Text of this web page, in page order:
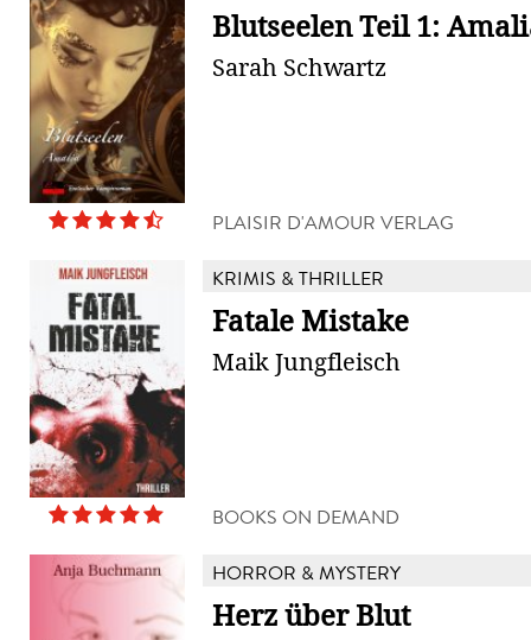
Blutseelen Teil 1:
Sarah Schwartz
PLAISIR D'AMOUR VERLAG
KRIMIS & THRILLER
Fatale Mistake
Maik Jungfleisch
BOOKS ON DEMAND
HORROR & MYSTERY
Herz über Blut